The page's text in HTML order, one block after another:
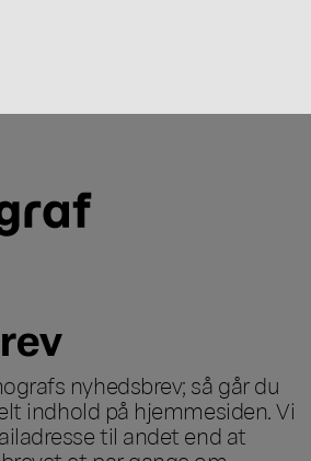
nyhedsbrev; så går du
indhold på hjemmesiden. Vi
til andet end at